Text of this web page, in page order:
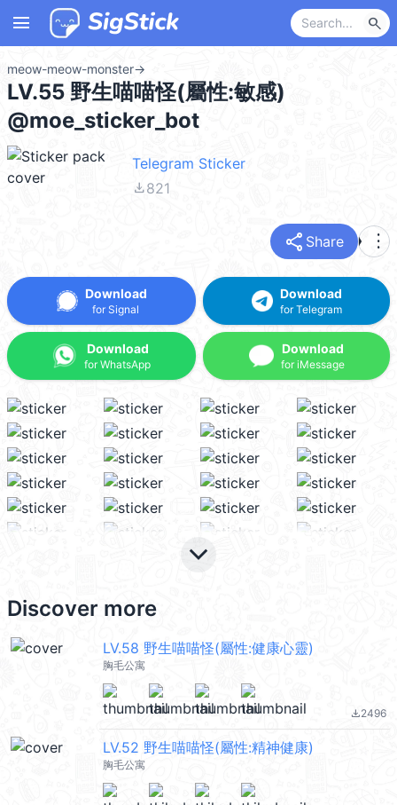
menu search
meow-meow-monster→
LV.55 野生喵喵怪(屬性:敏感)
@moe_sticker_bot
Telegram Sticker
file_download821
share Share more_vert
Download
for Signal
Download
for WhatsApp
Download
for Telegram
Download
for iMessage
keyboard_arrow_down
Discover more
LV.58 野生喵喵怪(屬性:健康心靈)
胸毛公寓
file_download2496
LV.52 野生喵喵怪(屬性:精神健康)
胸毛公寓